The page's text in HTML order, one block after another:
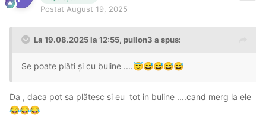
Postat August 19, 2025
La 19.08.2025 la 12:55, pullon3 a spus:
Se poate plăti și cu buline ....😇😅😅😅😅
Da , daca pot sa plătesc si eu tot in buline ....cand merg la ele
😂😂😂